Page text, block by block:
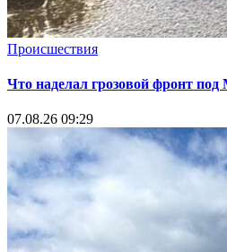
Происшествия
Что наделал грозовой фронт
07.08.26 09:29